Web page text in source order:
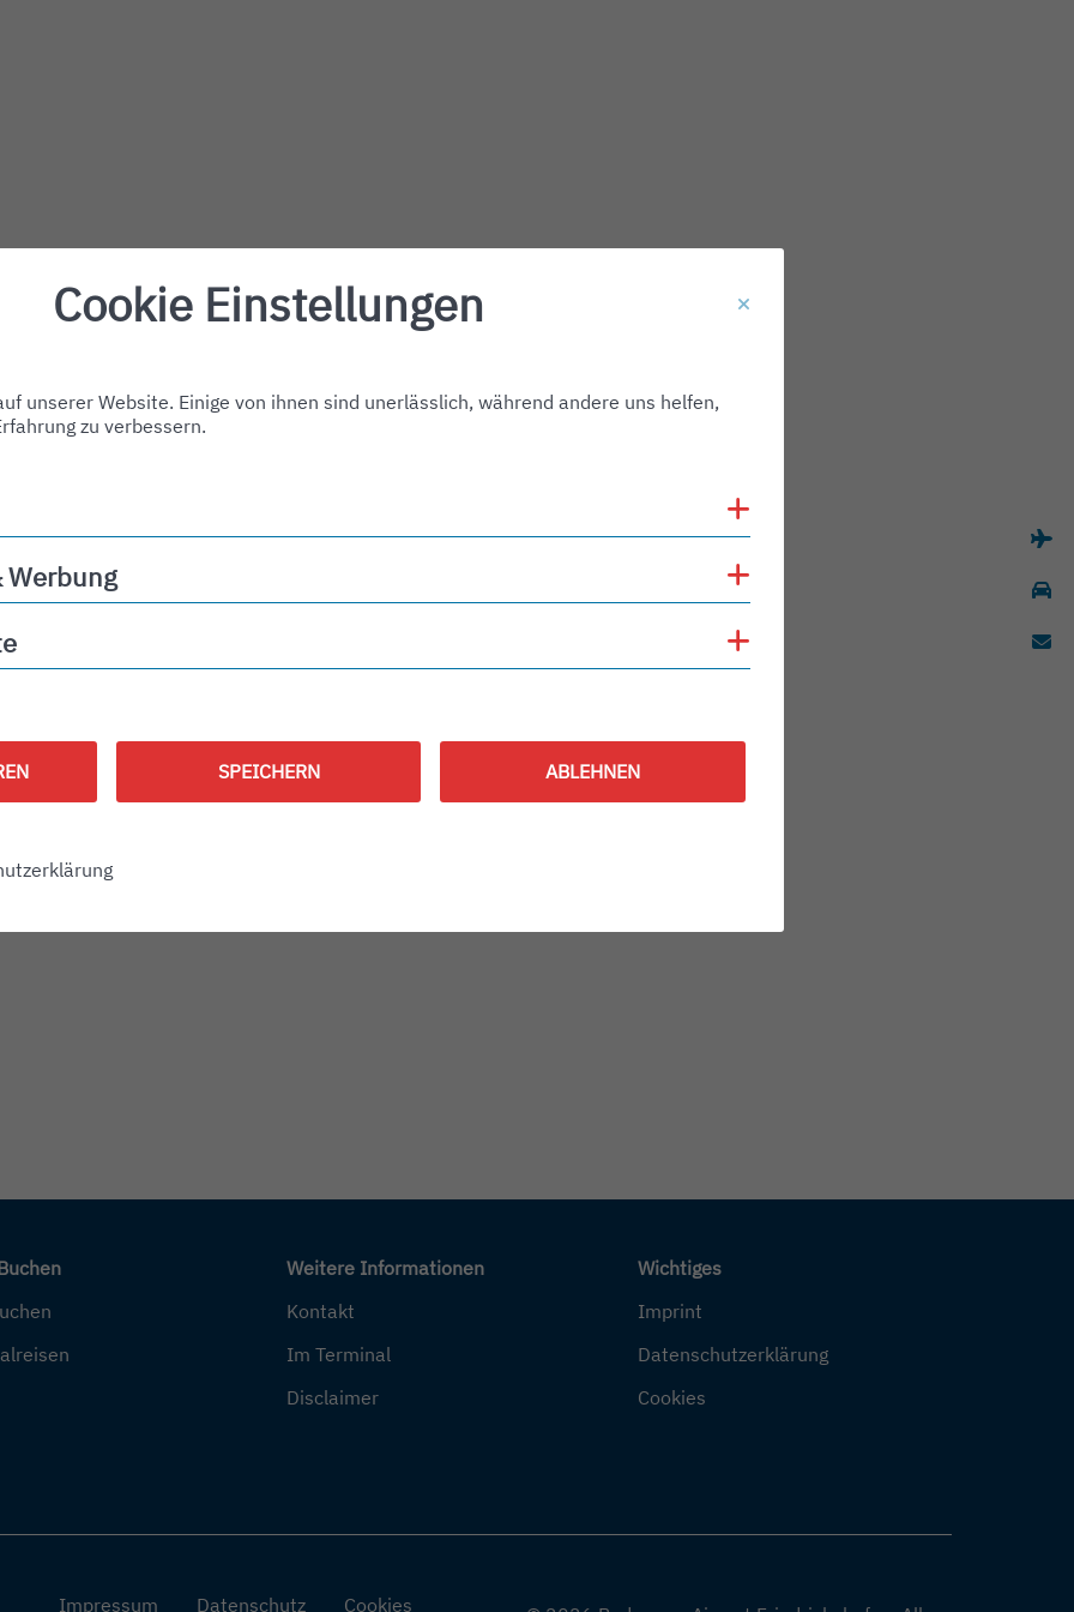
Weitere Informationen
Kontakt
Im Terminal
Disclaimer
Wichtiges
Imprint
Datenschutzerklärung
Cookies
Impressum Datenschutz Cookies
Cookie Einstellungen
unserer Website. Einige von ihnen sind unerlässlich, während andere uns helfen,
zu verbessern.
Werbung
Cookies anzeigen
SPEICHERN ABLEHNEN